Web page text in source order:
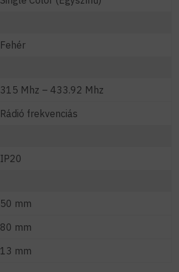
Fehér
315 Mhz – 433.92 Mhz
Rádió frekvenciás
IP20
50 mm
80 mm
13 mm